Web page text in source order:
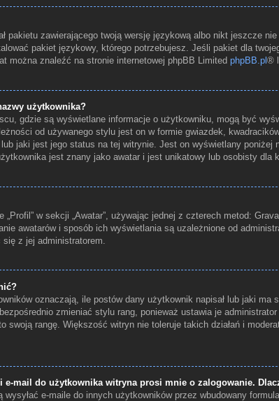
pakietu zawierającego twoją wersję językową albo nikt jeszcze
pakiet językowy, którego potrzebujesz. Jeśli pakiet dla
można znaleźć na stronie internetowej phpBB Limited phpBB.pl ®
użytkownika?
gdzie są wyświetlane informacje o użytkowniku, mogą być
od używanego stylu jest on w formie gwiazdek,
jaki jest jego status na tej witrynie. Jest on wyświetlany
jest znany jako awatar i jest unikatowy lub osobisty dla
w sekcji „Awatar”, używając jednej z czterech metod:
awatarów i sposób ich wyświetlania są uzależnione od
z jej administratorem.
oznaczają, ile postów dany użytkownik napisał lub jaki ma
zmieniać stylu rang, ponieważ ustawia je
swoją rangę. Większość witryn nie toleruje takich działań i
e-mail do użytkownika witryna prosi mnie o zalogowanie.
e-maile do innych użytkowników przez wbudowany